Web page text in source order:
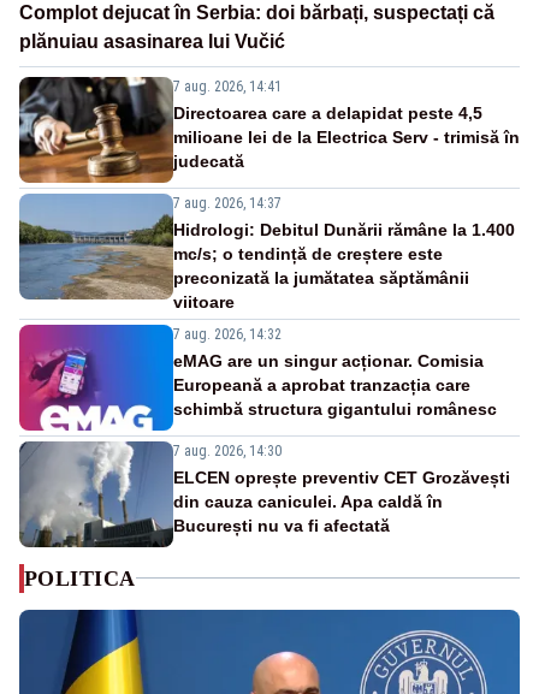
Complot dejucat în Serbia: doi bărbați, suspectați că
plănuiau asasinarea lui Vučić
7 aug. 2026, 14:41
Directoarea care a delapidat peste 4,5
milioane lei de la Electrica Serv - trimisă în
judecată
7 aug. 2026, 14:37
Hidrologi: Debitul Dunării rămâne la 1.400
mc/s; o tendință de creștere este
preconizată la jumătatea săptămânii
viitoare
7 aug. 2026, 14:32
eMAG are un singur acționar. Comisia
Europeană a aprobat tranzacția care
schimbă structura gigantului românesc
7 aug. 2026, 14:30
ELCEN oprește preventiv CET Grozăvești
din cauza caniculei. Apa caldă în
București nu va fi afectată
POLITICA